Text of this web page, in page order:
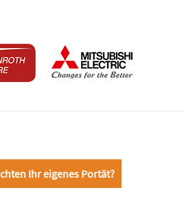
Ihr eigenes Portät?